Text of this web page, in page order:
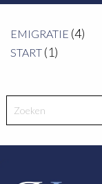
EMIGRATIE (4)
START (1)